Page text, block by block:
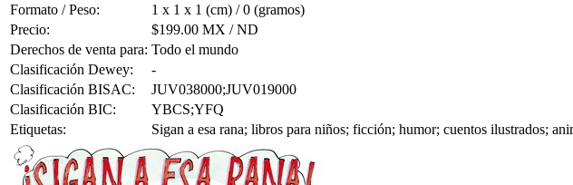
Formato / Peso:
1 x 1 x 1 (cm) / 0 (gramos)
Precio:
$199.00 MX / ND
Derechos de venta para: Todo el mundo
Clasificación Dewey:
-
Clasificación BISAC:
JUV038000;JUV019000
Clasificación BIC:
YBCS;YFQ
Etiquetas:
Sigan a esa rana; libros para niños; ficción; humor; cuentos ilustrados;